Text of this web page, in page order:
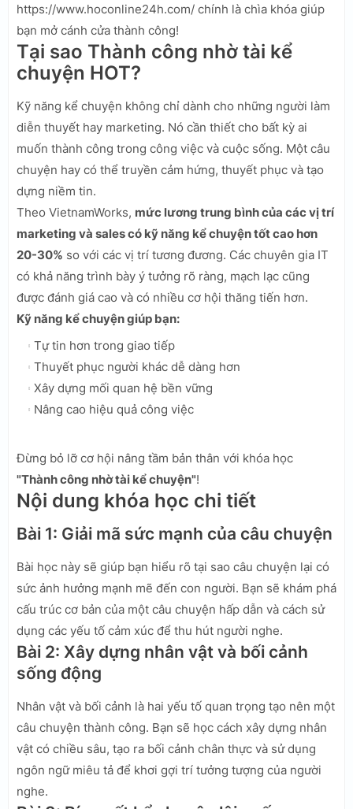
https://www.hoconline24h.com/ chính là chìa khóa giúp
bạn mở cánh cửa thành công!
Tại sao Thành công nhờ tài kể
chuyện HOT?
Kỹ năng kể chuyện không chỉ dành cho những người làm
diễn thuyết hay marketing. Nó cần thiết cho bất kỳ ai
muốn thành công trong công việc và cuộc sống. Một câu
chuyện hay có thể truyền cảm hứng, thuyết phục và tạo
dựng niềm tin.
Theo VietnamWorks, mức lương trung bình của các vị trí
marketing và sales có kỹ năng kể chuyện tốt cao hơn
20-30% so với các vị trí tương đương. Các chuyên gia IT
có khả năng trình bày ý tưởng rõ ràng, mạch lạc cũng
được đánh giá cao và có nhiều cơ hội thăng tiến hơn.
Kỹ năng kể chuyện giúp bạn:
Tự tin hơn trong giao tiếp
Thuyết phục người khác dễ dàng hơn
Xây dựng mối quan hệ bền vững
Nâng cao hiệu quả công việc
Đừng bỏ lỡ cơ hội nâng tầm bản thân với khóa học
"Thành công nhờ tài kể chuyện"!
Nội dung khóa học chi tiết
Bài 1: Giải mã sức mạnh của câu chuyện
Bài học này sẽ giúp bạn hiểu rõ tại sao câu chuyện lại có
sức ảnh hưởng mạnh mẽ đến con người. Bạn sẽ khám phá
cấu trúc cơ bản của một câu chuyện hấp dẫn và cách sử
dụng các yếu tố cảm xúc để thu hút người nghe.
Bài 2: Xây dựng nhân vật và bối cảnh
sống động
Nhân vật và bối cảnh là hai yếu tố quan trọng tạo nên một
câu chuyện thành công. Bạn sẽ học cách xây dựng nhân
vật có chiều sâu, tạo ra bối cảnh chân thực và sử dụng
ngôn ngữ miêu tả để khơi gợi trí tưởng tượng của người
nghe.